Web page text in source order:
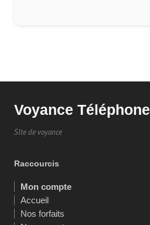
Voyance Téléphone
SIte de voyance
Raccourcis
Mon compte
Accueil
Nos forfaits